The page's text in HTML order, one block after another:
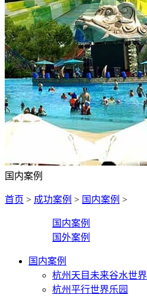
国内案例
首页 > 成功案例 > 国内案例 >
国内案例
国外案例
国内案例
杭州天目未来谷水世界
杭州平行世界乐园